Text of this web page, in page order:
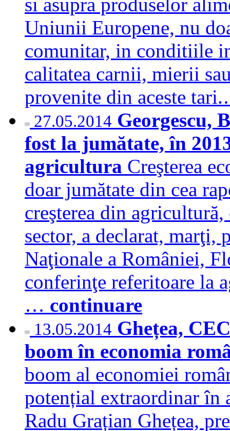
Uniunii Europene, nu
comunitar, in conditiile
calitatea carnii, mierii
provenite din aceste
27.05.2014 Georgescu,
fost la jumătate, în
agricultura Creşterea
doar jumătate din cea
creşterea din agricultură,
sector, a declarat,
Naţionale a României,
conferinţe referitoare la
… continuare
13.05.2014 Ghețea,
boom în economia
boom al economiei
potențial extraordinar în
Radu Grațian Ghețea,